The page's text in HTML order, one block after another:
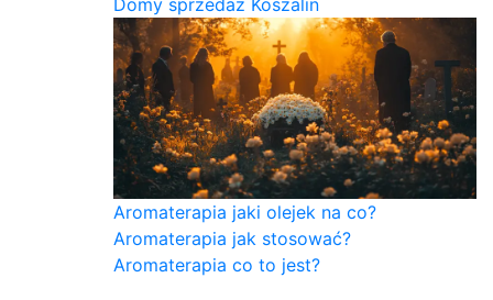
Domy sprzedaż Koszalin
Aromaterapia jaki olejek na co?
Aromaterapia jak stosować?
Aromaterapia co to jest?